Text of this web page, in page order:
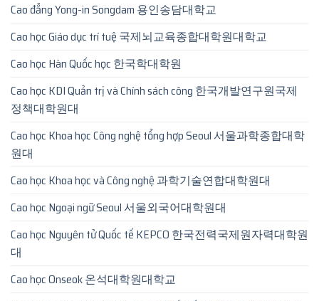
Cao đẳng Yong-in Songdam 용인송담대학교
Cao học Giáo dục trí tuệ 국제뇌교육종합대학원대학교
Cao học Hàn Quốc học 한국학대학원
Cao học KDI Quản trị và Chính sách công 한국개발연구원국제
정책대학원대
Cao học Khoa học Công nghệ tổng hợp Seoul 서울과학종합대학
원대
Cao học Khoa học và Công nghệ 과학기술연합대학원대
Cao học Ngoại ngữ Seoul 서울외국어대학원대
Cao học Nguyên tử Quốc tế KEPCO 한국전력국제원자력대학원
대
Cao học Onseok 온석대학원대학교